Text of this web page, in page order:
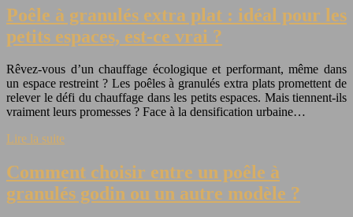
Poêle à granulés extra plat : idéal pour les
petits espaces, est-ce vrai ?
Rêvez-vous d’un chauffage écologique et performant, même dans
un espace restreint ? Les poêles à granulés extra plats promettent de
relever le défi du chauffage dans les petits espaces. Mais tiennent-ils
vraiment leurs promesses ? Face à la densification urbaine…
Lire la suite
Comment choisir entre un poêle à
granulés godin ou un autre modèle ?